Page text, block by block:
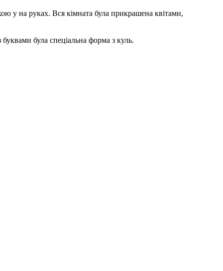
у на руках. Вся кімната була прикрашена квітами,
була спеціальна форма з куль.